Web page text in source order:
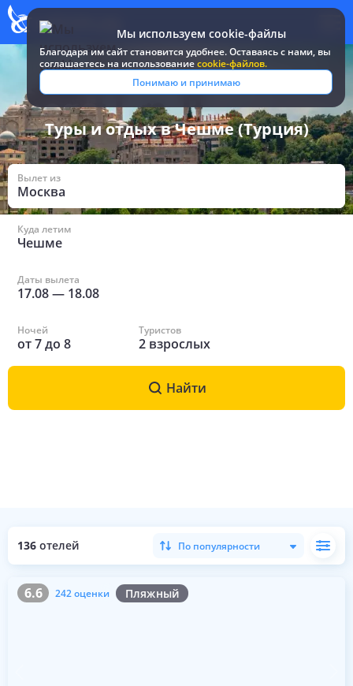
Мы используем cookie-файлы
Благодаря им сайт становится удобнее. Оставаясь c нами, вы
соглашаетесь на использованиеcookie-файлов.
Понимаю и принимаю
Все туры и путевки / Турция / в Чешме
Туры и отдых в Чешме (Турция)
Вылет из
Москва
Куда летим
Чешме
Даты вылета
17.08— 18.08
Ночей
от7до 8
Туристов
2 взрослых
Найти
136 отелей По популярности
6.6 242 оценки Пляжный
6.6 242 оценки